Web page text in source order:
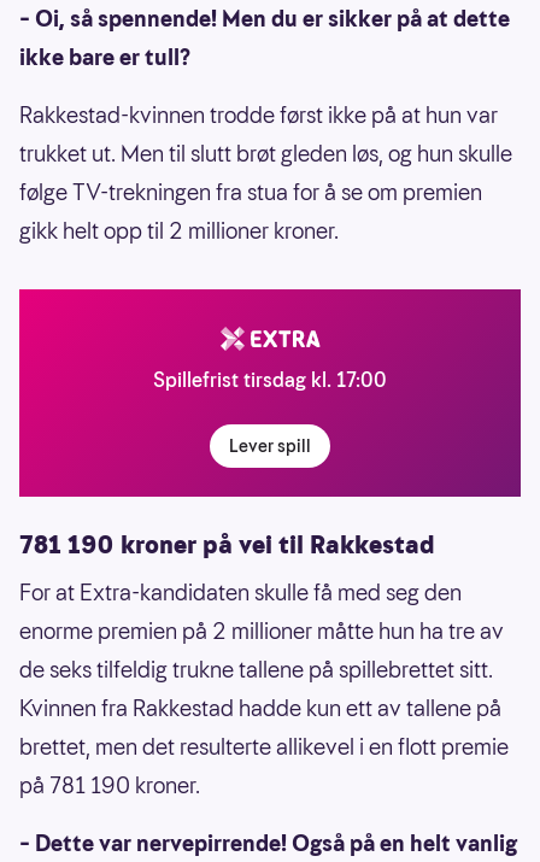
– Oi, så spennende! Men du er sikker på at dette
ikke bare er tull?
Rakkestad-kvinnen trodde først ikke på at hun var
trukket ut. Men til slutt brøt gleden løs, og hun skulle
følge TV-trekningen fra stua for å se om premien
gikk helt opp til 2 millioner kroner.
Spillefrist tirsdag kl. 17:00
Lever spill
781 190 kroner på vei til Rakkestad
For at Extra-kandidaten skulle få med seg den
enorme premien på 2 millioner måtte hun ha tre av
de seks tilfeldig trukne tallene på spillebrettet sitt.
Kvinnen fra Rakkestad hadde kun ett av tallene på
brettet, men det resulterte allikevel i en flott premie
på 781 190 kroner.
– Dette var nervepirrende! Også på en helt vanlig